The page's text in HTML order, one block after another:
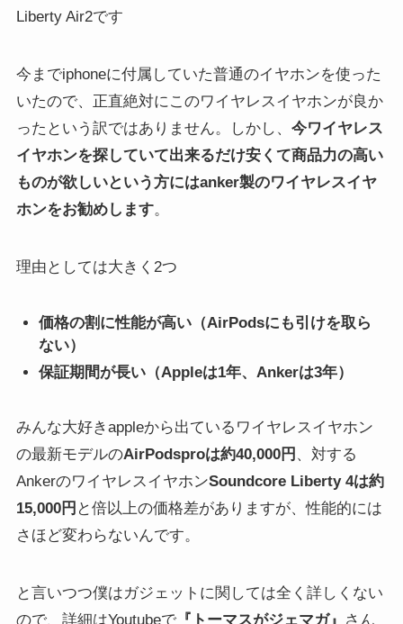
Liberty Air2です
今までiphoneに付属していた普通のイヤホンを使った
いたので、正直絶対にこのワイヤレスイヤホンが良か
ったという訳ではありません。しかし、 今ワイヤレス
イヤホンを探していて出来るだけ安くて商品力の高い
ものが欲しいという方にはanker製のワイヤレスイヤ
ホンをお勧めします。
理由としては大きく2つ
価格の割に性能が高い（AirPodsにも引けを取ら
ない）
保証期間が長い（Appleは1年、Ankerは3年）
みんな大好きappleから出ているワイヤレスイヤホン
の最新モデルのAirPodsproは約40,000円 、対する
AnkerのワイヤレスイヤホンSoundcore Liberty 4は約
15,000円 と倍以上の価格差がありますが、性能的には
さほど変わらないんです。
と言いつつ僕はガジェットに関しては全く詳しくない
ので、詳細はYoutubeで『トーマスがジェマガ』 さん